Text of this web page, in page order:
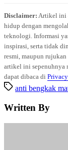
Disclaimer: Artikel ini
hidup dengan
teknologi. Informasi
inspirasi, serta tidak
resmi, maupun
artikel ini sepenuhnya
dapat dibaca di
anti bengkak
Written By